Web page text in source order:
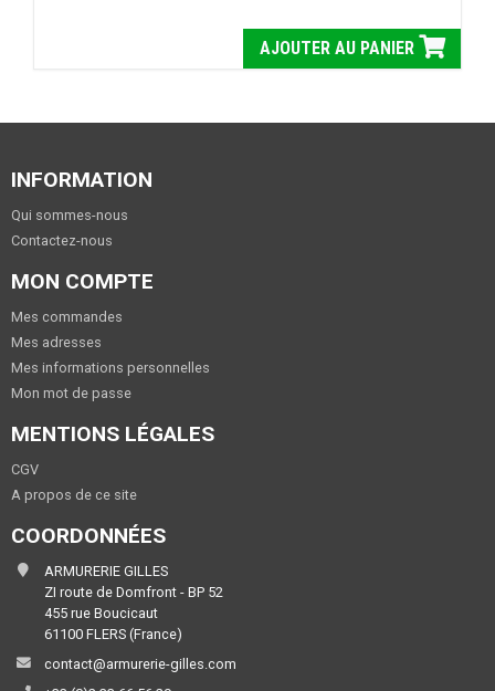
AJOUTER AU PANIER
INFORMATION
Qui sommes-nous
Contactez-nous
MON COMPTE
Mes commandes
Mes adresses
Mes informations personnelles
Mon mot de passe
MENTIONS LÉGALES
CGV
A propos de ce site
COORDONNÉES
ARMURERIE GILLES
ZI route de Domfront - BP 52
455 rue Boucicaut
61100 FLERS (France)
contact@armurerie-gilles.com